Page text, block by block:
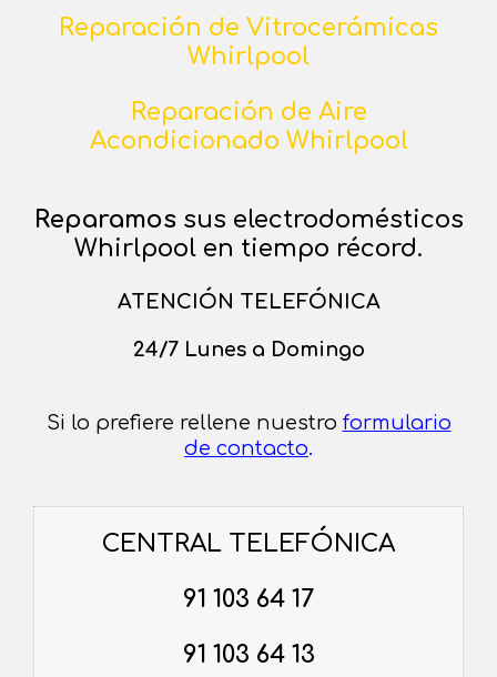
Reparación de Vitrocerámicas
Whirlpool
Reparación de Aire
Acondicionado Whirlpool
Reparamossus electrodomésticos
Whirlpool en tiempo récord.
ATENCIÓN TELEFÓNICA
24/7 Lunes a Domingo
Si lo prefiere rellene nuestro formulario
de contacto.
CENTRAL TELEFÓNICA
91 103 64 17
91 103 64 13